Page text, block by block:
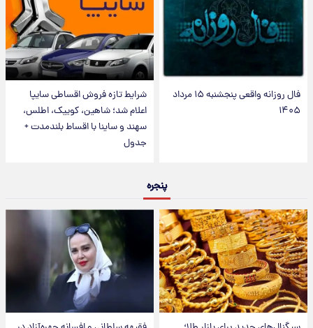
فال روزانه واقعی پنجشنبه ۱۵ مرداد
۱۴۰۵
شرایط تازه فروش اقساطی سایپا
اعلام شد؛ شاهین، کوییک، اطلس،
سهند و ساینا با اقساط بلندمدت +
جدول
پنجره